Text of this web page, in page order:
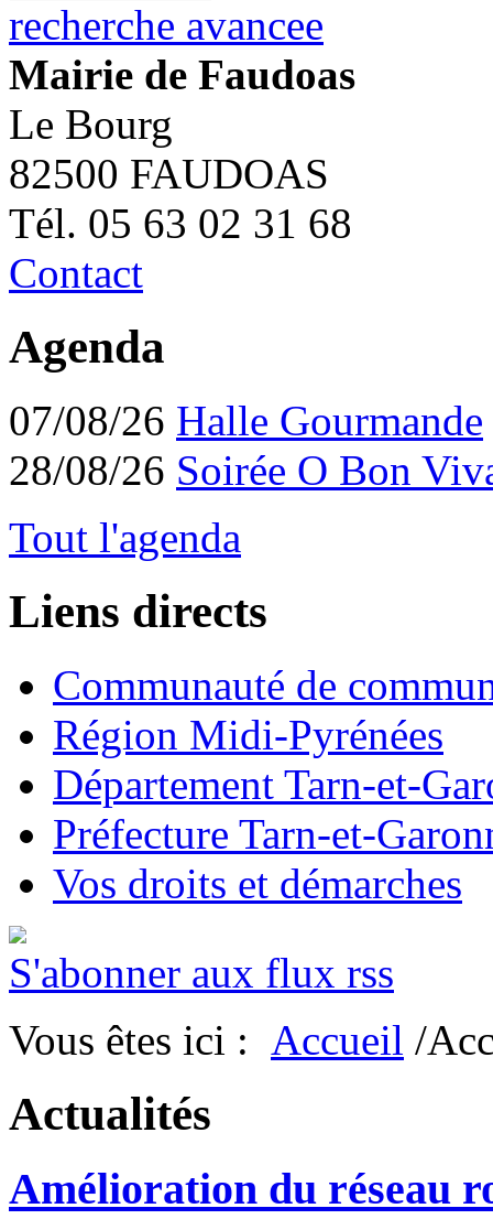
recherche avancee
Mairie de Faudoas
Le Bourg
82500 FAUDOAS
Tél. 05 63 02 31 68
Contact
Agenda
07/08/26 Halle Gourmande
28/08/26 Soirée O Bon
Tout l'agenda
Liens directs
Communauté de
Région Midi-Pyrénées
Département Tarn-et-
Préfecture Tarn-et-
Vos droits et démarches
S'abonner aux flux rss
Vous êtes ici : Accueil /
Actualités
Amélioration du réseau